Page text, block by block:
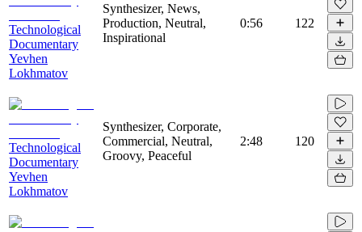
Technological
Documentary
Yevhen
Lokhmatov
Synthesizer, News,
Production, Neutral,
Inspirational
0:56 122
Technological
Documentary
Yevhen
Lokhmatov
Synthesizer, Corporate,
Commercial, Neutral,
Groovy, Peaceful
2:48 120